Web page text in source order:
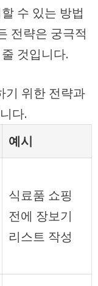
수 있는 방법
전략은 궁극적
것입니다.
기 위한 전략과
다.
예시
식료품 쇼핑
전에 장보기
리스트 작성